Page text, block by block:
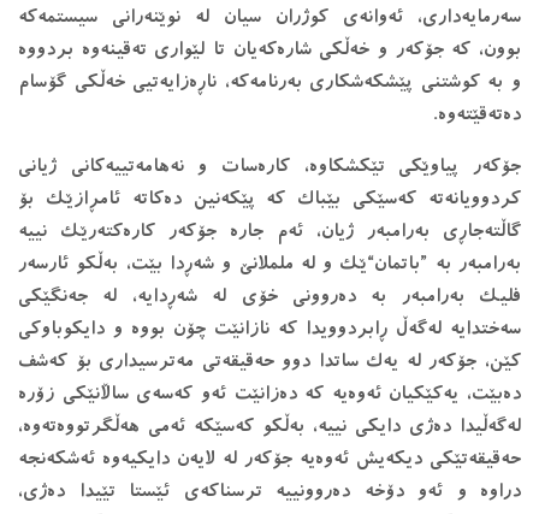
سه‌رمایه‌داری، ئه‌وانه‌ی كوژران سیان له‌ نوێنه‌رانی سیستمه‌كه‌
بوون، كه‌ جۆكه‌ر و خه‌ڵكی شاره‌كه‌یان تا لێواری ته‌قینه‌وه‌ بردووه‌
و به‌ كوشتنی پێشكه‌شكاری به‌رنامه‌كه،‌ ناڕه‌زایه‌تیی خه‌ڵكی گۆسام
ده‌ته‌قێته‌وه‌.
جۆكه‌ر پیاوێكی تێكشكاوه‌، كاره‌سات و نه‌هامه‌تییه‌كانی ژیانی
كردوویانه‌ته‌ كه‌سێكی بێباك كه‌ پێكه‌نین ده‌كاته‌ ئامڕازێك بۆ
گاڵته‌جاڕی به‌رامبه‌ر ژیان، ئه‌م جاره‌ جۆكه‌ر كاره‌كته‌رێك نییه‌
به‌رامبه‌ر به‌ ”باتمان“ێك و له‌ ململانێ و شه‌ڕدا بێت، به‌ڵكو ئارسه‌ر
فلیك به‌رامبه‌ر به ‌ده‌روونی خۆی له ‌شه‌ڕدایه‌، له ‌جه‌نگێكی
سه‌ختدایه‌ له‌گه‌ڵ ڕابردوویدا كه‌ نازانێت چۆن بووه‌ و دایكوباوكی
كێن، جۆكه‌ر له‌ یه‌ك ساتدا دوو حه‌قیقه‌تی مه‌ترسیداری بۆ كه‌شف
ده‌بێت، یه‌كێكیان ئه‌وه‌یه‌ كه‌ ده‌زانێت ئه‌و كه‌سه‌ی ساڵانێكی زۆره‌
له‌گه‌ڵیدا ده‌ژی دایكی نییه‌، به‌ڵكو كه‌سێكه‌ ئه‌می هه‌ڵگرتووه‌ته‌وه‌،
حه‌قیقه‌تێكی دیكه‌یش ئه‌وه‌یه‌ جۆكه‌ر له ‌لایه‌ن دایكیه‌وه‌ ئه‌شكه‌نجه
‌دراوه‌ و ئه‌و دۆخه‌ ده‌روونییه‌ ترسناكه‌ی ئێستا تێیدا ده‌ژی،